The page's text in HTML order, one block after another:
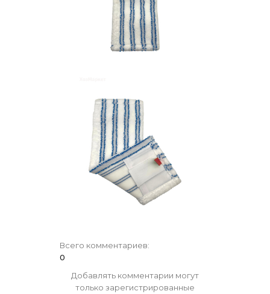
Всего комментариев:
0
Добавлять комментарии могут
только зарегистрированные